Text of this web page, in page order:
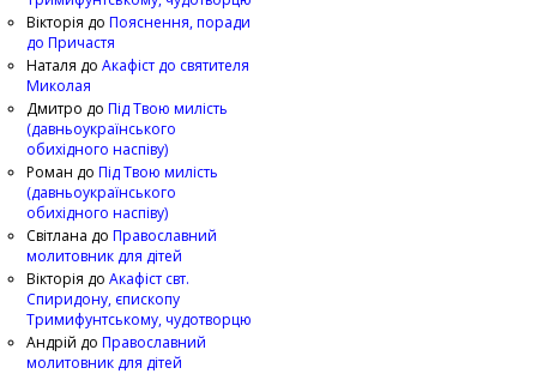
Вікторія до Пояснення, поради
до Причастя
Наталя до Акафіст до святителя
Миколая
Дмитро до Під Твою милість
(давньоукраїнського
обихідного наспіву)
Роман до Під Твою милість
(давньоукраїнського
обихідного наспіву)
Світлана до Православний
молитовник для дітей
Вікторія до Акафіст свт.
Спиридону, єпископу
Тримифунтському, чудотворцю
Андрій до Православний
молитовник для дітей